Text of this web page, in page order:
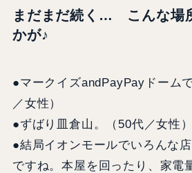
まだまだ続く… こんな場
かが♪
●マークイズandPayPayドーム
／女性）
●ずばり皿倉山。（50代／女性）
●結局イオンモールでいろんな
ですね。本屋を回ったり、家電